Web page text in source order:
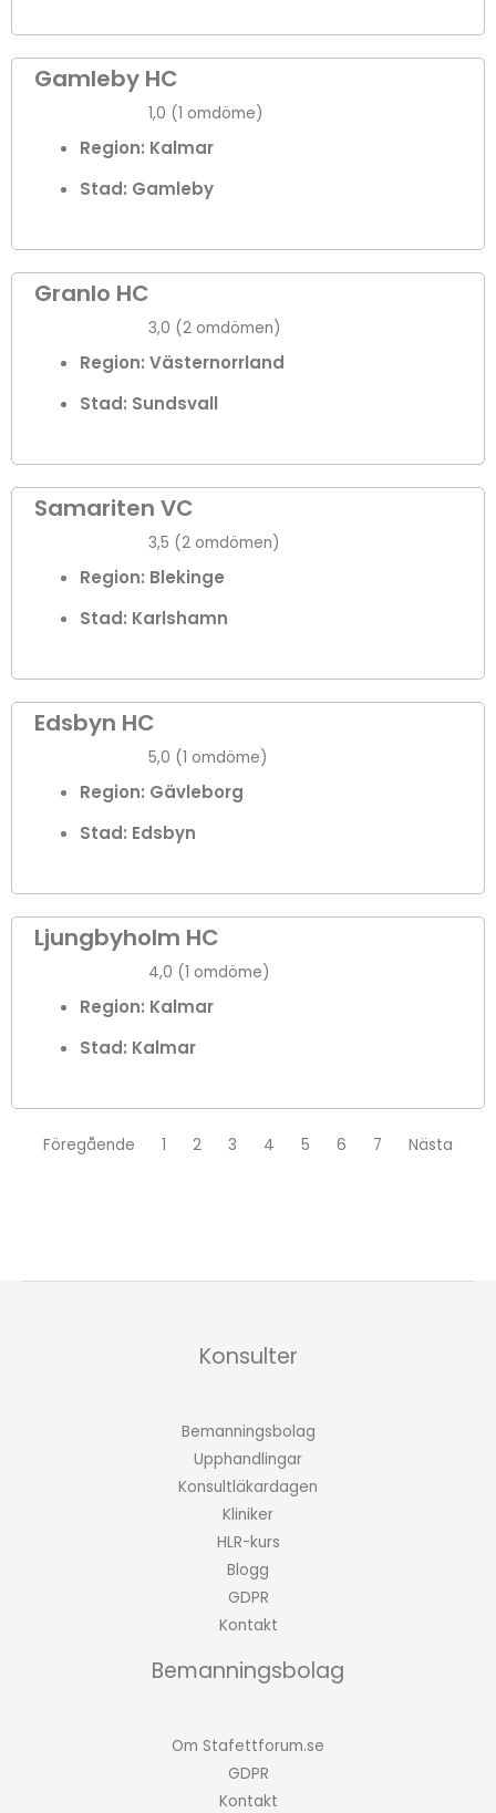
Region: Kalmar
Stad: Gamleby
Gamleby HC
1,0 (1 omdöme)
Region: Västernorrland
Stad: Sundsvall
Granlo HC
3,0 (2 omdömen)
Region: Blekinge
Stad: Karlshamn
Samariten VC
3,5 (2 omdömen)
Region: Gävleborg
Stad: Edsbyn
Edsbyn HC
5,0 (1 omdöme)
Region: Kalmar
Stad: Kalmar
Ljungbyholm HC
4,0 (1 omdöme)
Föregående 1 2 3 4 5 6 7 Nästa
Konsulter
Bemanningsbolag
Upphandlingar
Konsultläkardagen
Kliniker
HLR-kurs
Blogg
GDPR
Kontakt
Bemanningsbolag
Om Stafettforum.se
GDPR
Kontakt